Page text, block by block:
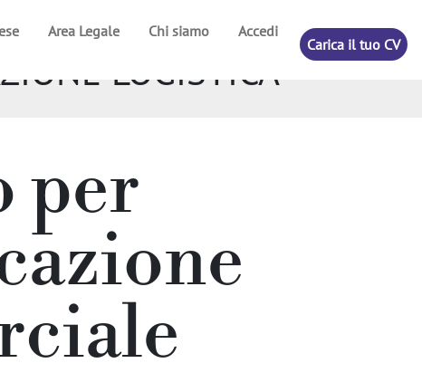
Area Legale Chi siamo Accedi
Carica il tuo CV
LOGISTICA-
per